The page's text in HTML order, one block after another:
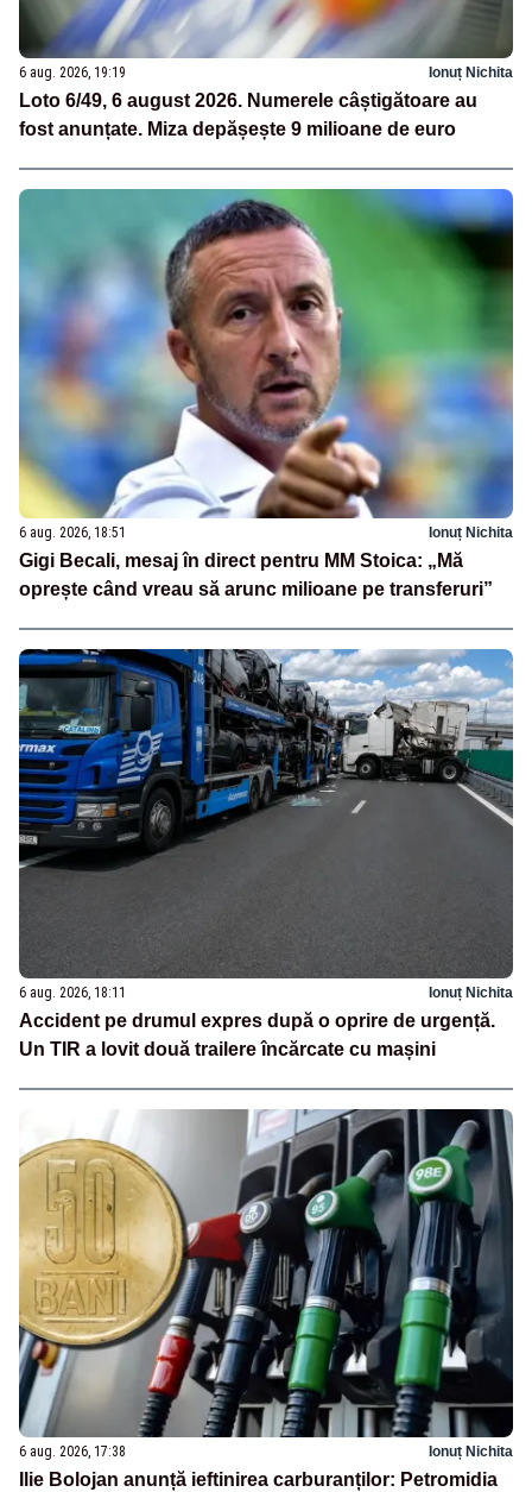
6 aug. 2026, 19:19 Ionuț Nichita
Loto 6/49, 6 august 2026. Numerele câștigătoare au
fost anunțate. Miza depășește 9 milioane de euro
6 aug. 2026, 18:51 Ionuț Nichita
Gigi Becali, mesaj în direct pentru MM Stoica: „Mă
oprește când vreau să arunc milioane pe transferuri”
6 aug. 2026, 18:11 Ionuț Nichita
Accident pe drumul expres după o oprire de urgență.
Un TIR a lovit două trailere încărcate cu mașini
6 aug. 2026, 17:38 Ionuț Nichita
Ilie Bolojan anunță ieftinirea carburanților: Petromidia